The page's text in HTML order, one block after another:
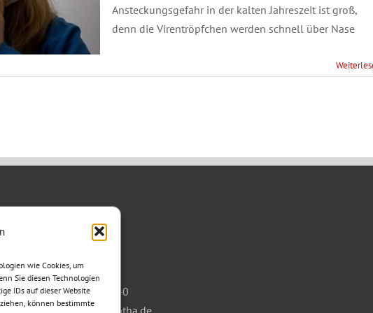
wie Cookies, um
Sie diesen Technologien
IDs auf dieser Website
können bestimmte
Ansteckungsgefahr in der kalten Jahreszeit ist groß,
denn die Virentröpfchen werden schnell über Nase
99867 Gotha
Telefon:03621/3077-0
E-Mail: info@wbg-gotha.de